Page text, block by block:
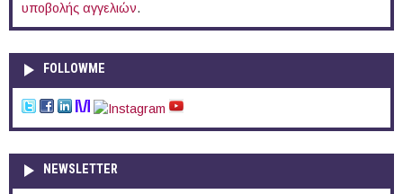
υποβολής αγγελιών.
FOLLOWME
NEWSLETTER